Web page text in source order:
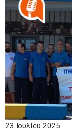
23 Ιουλίου 2025